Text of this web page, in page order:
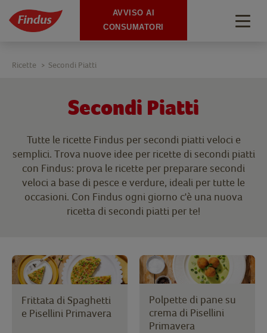
Secondi Piatti
Tutte le ricette Findus per secondi piatti veloci e
semplici. Trova nuove idee per ricette di secondi piatti
con Findus: prova le ricette per preparare secondi
veloci a base di pesce e verdure, ideali per tutte le
occasioni. Con Findus ogni giorno c'è una nuova
ricetta di secondi piatti per te!
Ricette > Secondi Piatti
Frittata di Spaghetti
e Pisellini Primavera
Polpette di pane su
crema di Pisellini
Primavera
AVVISO AI
CONSUMATORI